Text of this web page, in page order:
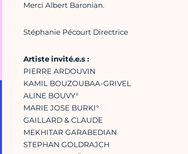
Merci Albert Baronian.
Stéphanie Pécourt Directrice
Artiste invité.e.s :
PIERRE ARDOUVIN
KAMIL BOUZOUBAA-GRIVEL
ALINE BOUVY°
MARIE JOSE BURKI°
GAILLARD & CLAUDE
MEKHITAR GARABEDIAN
STEPHAN GOLDRAJCH